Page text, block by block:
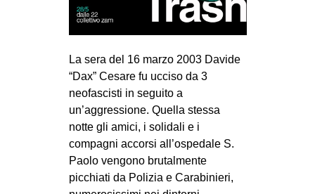
RECENSIONI
INTERNAZIONALE
AFRICA
ESTREMO ORIENTE
EUROPA
MEDIO ORIENTE
MONDO
La sera del 16 marzo 2003 Davide
“Dax” Cesare fu ucciso da 3
neofascisti in seguito a
un’aggressione. Quella stessa
notte gli amici, i solidali e i
compagni accorsi all’ospedale S.
Paolo vengono brutalmente
picchiati da Polizia e Carabinieri,